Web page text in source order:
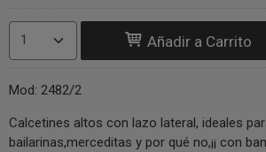
Añadir a Carrito
Mod: 2482/2
Calcetines altos con lazo lateral, ideales
bailarinas,merceditas y por qué no,¡¡ con